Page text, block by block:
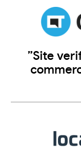
”Site